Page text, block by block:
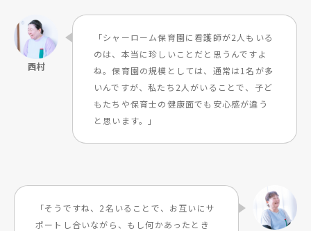
「シャーローム保育園に看護師が2人もいる
のは、本当に珍しいことだと思うんですよ
ね。保育園の規模としては、通常は1名が多
いんですが、私たち2人がいることで、子ど
もたちや保育士の健康面でも安心感が違う
と思います。」
「そうですね、2名いることで、お互いにサ
ポートし合いながら、もし何かあったとき